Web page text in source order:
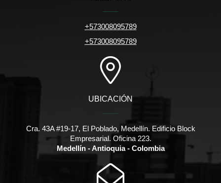
+573008095789
+573008095789
UBICACIÓN
Cra. 43A #19-17, El Poblado, Medellín. Edificio Block
Empresarial. Oficina 223.
Medellín - Antioquia - Colombia